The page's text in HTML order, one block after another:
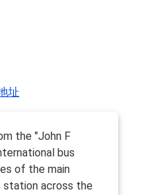
址
the "John F
bus
of the main
station across the